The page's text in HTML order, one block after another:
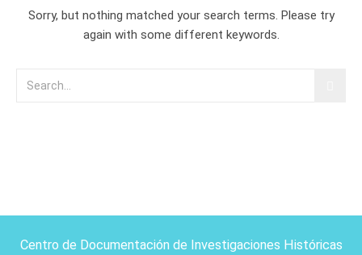
Sorry, but nothing matched your search terms. Please try
again with some different keywords.
Centro de Documentación de Investigaciones Históricas